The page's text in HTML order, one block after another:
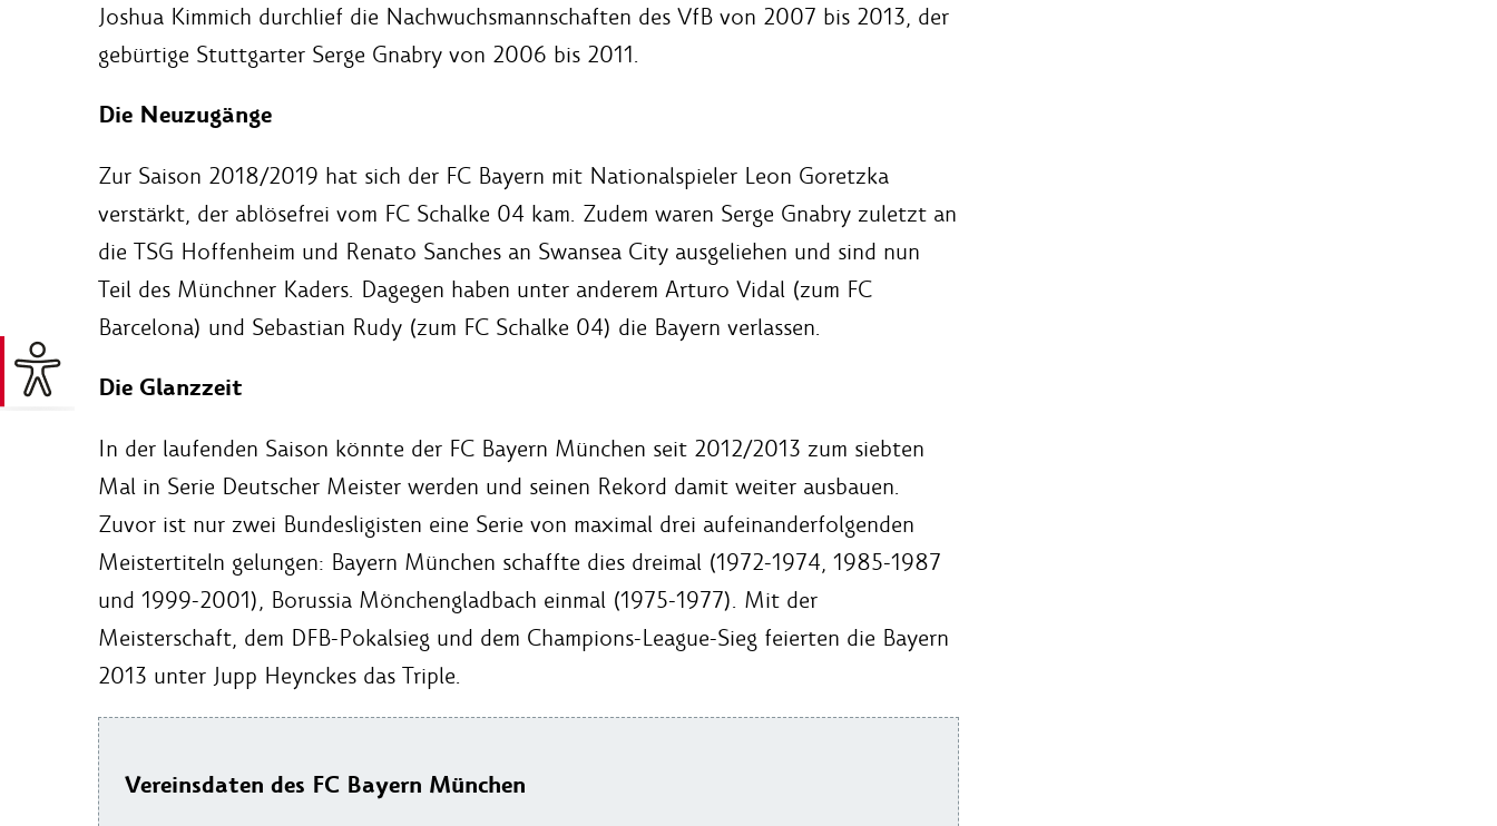
Joshua Kimmich durchlief die Nachwuchsmannschaften des VfB von 2007 bis 2013, der
gebürtige Stuttgarter Serge Gnabry von 2006 bis 2011.
Die Neuzugänge
Zur Saison 2018/2019 hat sich der FC Bayern mit Nationalspieler Leon Goretzka
verstärkt, der ablösefrei vom FC Schalke 04 kam. Zudem waren Serge Gnabry zuletzt an
die TSG Hoffenheim und Renato Sanches an Swansea City ausgeliehen und sind nun
Teil des Münchner Kaders. Dagegen haben unter anderem Arturo Vidal (zum FC
Barcelona) und Sebastian Rudy (zum FC Schalke 04) die Bayern verlassen.
Die Glanzzeit
In der laufenden Saison könnte der FC Bayern München seit 2012/2013 zum siebten
Mal in Serie Deutscher Meister werden und seinen Rekord damit weiter ausbauen.
Zuvor ist nur zwei Bundesligisten eine Serie von maximal drei aufeinanderfolgenden
Meistertiteln gelungen: Bayern München schaffte dies dreimal (1972-1974, 1985-1987
und 1999-2001), Borussia Mönchengladbach einmal (1975-1977). Mit der
Meisterschaft, dem DFB-Pokalsieg und dem Champions-League-Sieg feierten die Bayern
2013 unter Jupp Heynckes das Triple.
Vereinsdaten des FC Bayern München